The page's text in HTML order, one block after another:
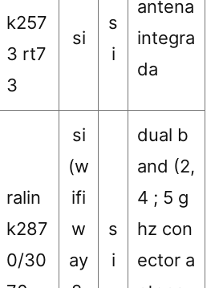
k257
3 rt7
3
si
s
i
antena
integra
da
ralin
k287
0/30
si
(w
ifi
w
ay
s
i
dual b
and (2,
4 ; 5 g
hz con
ector a